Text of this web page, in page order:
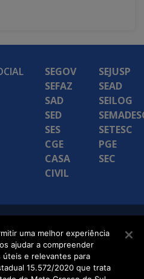
SEGOV
SEFAZ
SAD
SED
SES
CGE
CASA
CIVIL
SEJUSP
SEAD
SEILOG
SETESC
PGE
SEC
uma melhor experiência
ajudar a compreender
úteis e relevantes para
15.572/2020 que trata